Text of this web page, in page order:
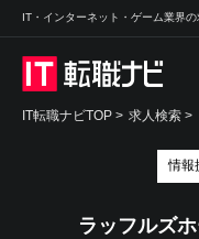
IT・インターネット・ゲーム業界
IT転職ナビTOP > 求人検索 >
情報
ラッフルズ